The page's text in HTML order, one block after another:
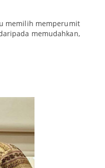
memilih memperumit
memudahkan,